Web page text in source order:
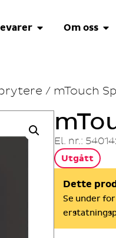
Om oss
/ mTouch
El. nr.:
Utgått
Dette
Se under